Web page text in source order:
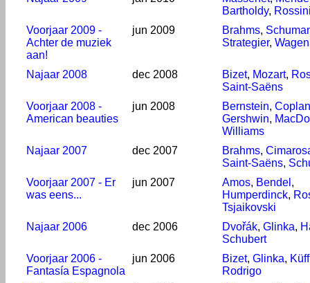
Bartholdy,
Voorjaar 2009 -
Achter de muziek
aan!
jun 2009 Brahms,
Strategier,
Najaar 2008 dec 2008 Bizet, Mozart,
Saint-Saëns
Voorjaar 2008 -
American beauties
jun 2008 Bernstein,
Gershwin,
Williams
Najaar 2007
dec 2007 Brahms,
Saint-Saëns,
Voorjaar 2007 - Er
was eens...
jun 2007 Amos, Bendel ,
Humperdinck,
Tsjaikovski
Najaar 2006
dec 2006 Dvořák, Glinka,
Schubert
Voorjaar 2006 -
Fantasía Espagnola
jun 2006 Bizet, Glinka,
Rodrigo